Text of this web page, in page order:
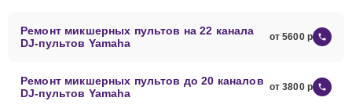
Ремонт микшерных пультов на 22 канала
DJ-пультов Yamaha
от 5600
Ремонт микшерных пультов до 20 каналов
DJ-пультов Yamaha
от 3800